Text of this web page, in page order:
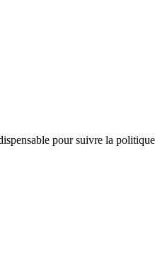
pour suivre la